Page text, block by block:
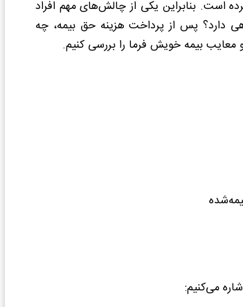
است. بنابراین یکی از چالش‌های مهم افراد
دارد؟ پس از پرداخت هزینه حق بیمه، چه
معایب بیمه خویش فرما را بررسی کنیم.
می‌کنیم: